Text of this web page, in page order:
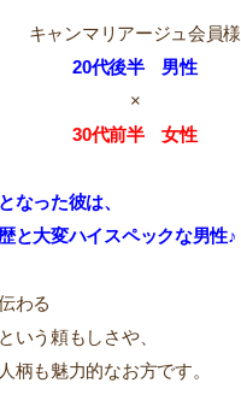
キャンマリアージュ会員様
20代後半 男性
×
30代前半 女性
なった彼は、
と大変ハイスペックな男性♪
わる
いう頼もしさや、
柄も魅力的なお方です。